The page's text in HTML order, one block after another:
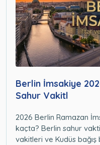
Berlin İmsakiye
Sahur Vakitl
2026 Berlin Ramazan
kaçta? Berlin sahur
vakitleri ve Kudüs